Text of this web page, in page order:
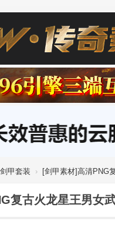
剑甲套装 › [剑甲素材]高清PNG
复古火龙星王男女